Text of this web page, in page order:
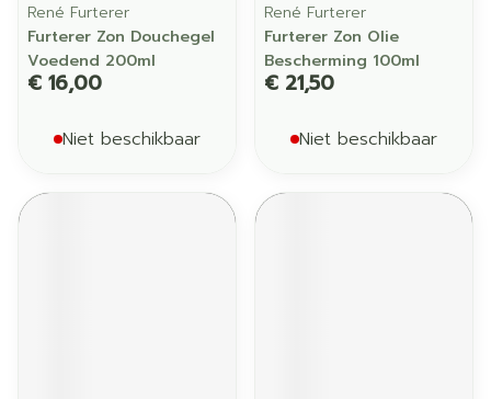
René Furterer
Furterer Zon Douchegel
Voedend 200ml
€ 16,00
Niet beschikbaar
René Furterer
Furterer Zon Olie
Bescherming 100ml
€ 21,50
Niet beschikbaar